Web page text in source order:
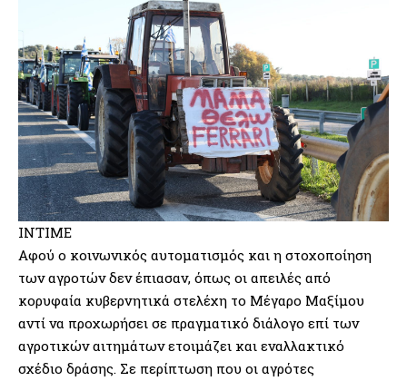
INTIME
Αφού ο κοινωνικός αυτοματισμός και η στοχοποίηση
των αγροτών δεν έπιασαν, όπως οι απειλές από
κορυφαία κυβερνητικά στελέχη το Μέγαρο Μαξίμου
αντί να προχωρήσει σε πραγματικό διάλογο επί των
αγροτικών αιτημάτων ετοιμάζει και εναλλακτικό
σχέδιο δράσης. Σε περίπτωση που οι αγρότες